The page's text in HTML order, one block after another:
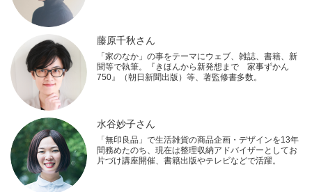
藤原千秋さん
「家のなか」の事をテーマにウェブ、雑誌、書籍、新
聞等で執筆。『きほんから新発想まで 家事ずかん
750』（朝日新聞出版）等、著監修書多数。
水谷妙子さん
「無印良品」で生活雑貨の商品企画・デザインを13年
間務めたのち、現在は整理収納アドバイザーとしてお
片づけ講座開催、書籍出版やテレビなどで活躍。